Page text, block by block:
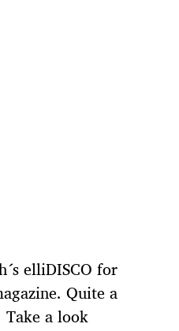
elliDISCO for
Quite a
a look